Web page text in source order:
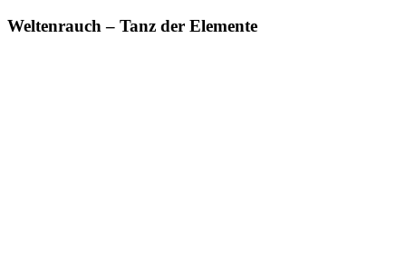
Weltenrauch – Tanz der Elemente